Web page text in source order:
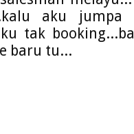
aku jumpa
tak
baru tu...